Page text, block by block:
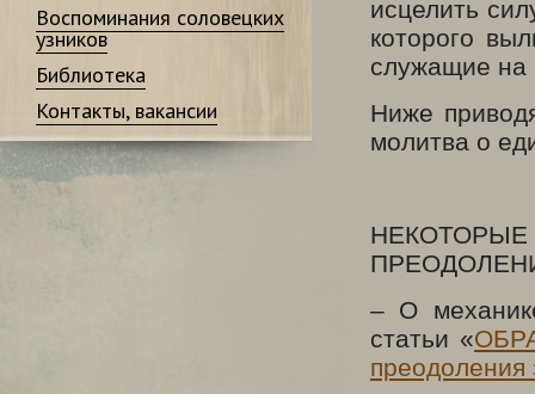
Воспоминания соловецких
узников
Библиотека
Контакты, вакансии
исцелить
которого
служащие на
Ниже
молитва о
– О
статьи «
преодоления